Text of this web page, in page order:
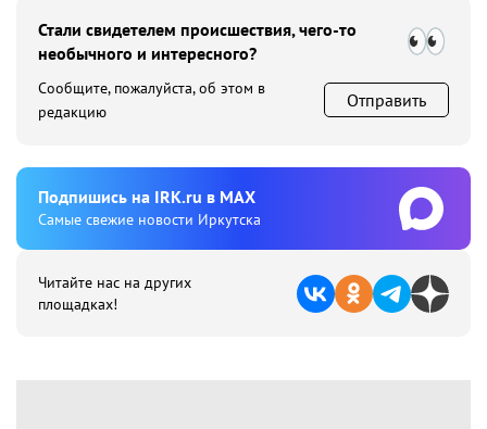
Стали свидетелем происшествия, чего-то
необычного и интересного?
Сообщите, пожалуйста, об этом в
редакцию
Отправить
Подпишиcь на IRK.ru в MAX
Cамые свежие новости Иркутска
Читайте нас на других
площадках!